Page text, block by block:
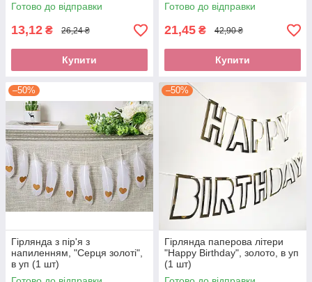
Готово до відправки
13,12 ₴ 26,24 ₴
Купити
Готово до відправки
21,45 ₴ 42,90 ₴
Купити
–50%
Гірлянда з пір'я з
напиленням, "Серця золоті",
в уп (1 шт)
–50%
Гірлянда паперова літери
"Happy Birthday", золото, в уп
(1 шт)